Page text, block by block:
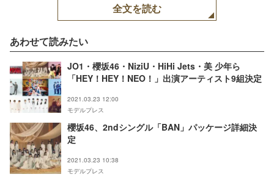
全文を読む
あわせて読みたい
JO1・櫻坂46・NiziU・HiHi Jets・美 少年ら
「HEY！HEY！NEO！」出演アーティスト9組決定
2021.03.23 12:00
モデルプレス
櫻坂46、2ndシングル「BAN」パッケージ詳細決
定
2021.03.23 10:38
モデルプレス